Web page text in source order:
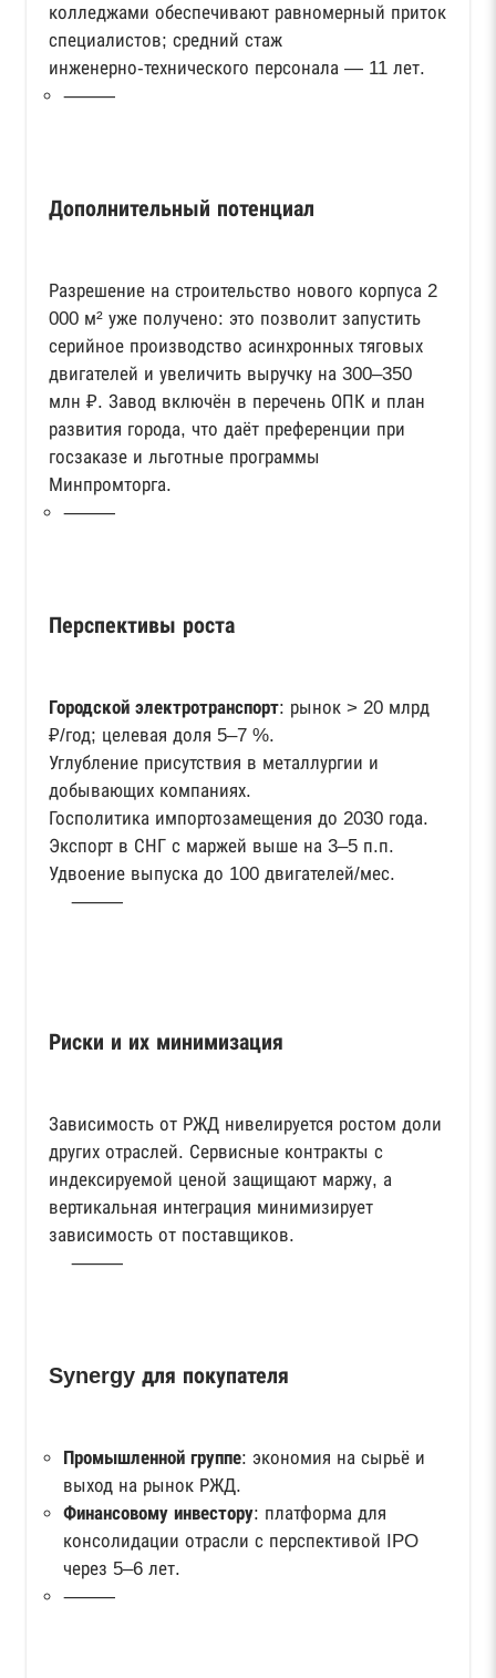
колледжами обеспечивают равномерный приток
специалистов; средний стаж
инженерно‑технического персонала — 11 лет.
⸻
Дополнительный потенциал
Разрешение на строительство нового корпуса 2
000 м² уже получено: это позволит запустить
серийное производство асинхронных тяговых
двигателей и увеличить выручку на 300–350
млн ₽. Завод включён в перечень ОПК и план
развития города, что даёт преференции при
госзаказе и льготные программы
Минпромторга.
⸻
Перспективы роста
Городской электротранспорт: рынок > 20 млрд
₽/год; целевая доля 5–7 %.
Углубление присутствия в металлургии и
добывающих компаниях.
Госполитика импортозамещения до 2030 года.
Экспорт в СНГ с маржей выше на 3–5 п.п.
Удвоение выпуска до 100 двигателей/мес.
⸻
Риски и их минимизация
Зависимость от РЖД нивелируется ростом доли
других отраслей. Сервисные контракты с
индексируемой ценой защищают маржу, а
вертикальная интеграция минимизирует
зависимость от поставщиков.
⸻
Synergy для покупателя
Промышленной группе: экономия на сырьё и
выход на рынок РЖД.
Финансовому инвестору: платформа для
консолидации отрасли с перспективой IPO
через 5–6 лет.
⸻